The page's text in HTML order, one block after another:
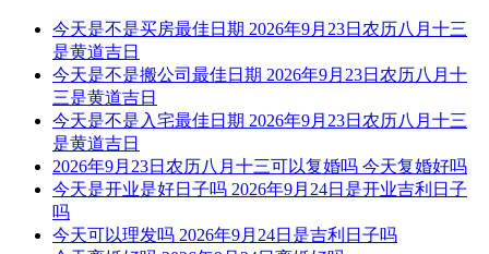
时辰忌：提车 开业 理发 启攒 立卷 进人口 合寿木 塞穴 纳采
扫舍 剃头 迁坟 安葬 远回 穿井 谢土 搬家
冲煞：冲兔煞东
时冲：辛卯
吉神：吉期 敬安
【亥时】[21:00-22:59]
今天是不是买房最佳日期 2026年9月23日农历八月十三
是黄道吉日
今天是不是搬公司最佳日期 2026年9月23日农历八月十
三是黄道吉日
今天是不是入宅最佳日期 2026年9月23日农历八月十三
是黄道吉日
2026年9月23日农历八月十三可以复婚吗 今天复婚好吗
今天是开业是好日子吗 2026年9月24日是开业吉利日子
吗
今天可以理发吗 2026年9月24日是吉利日子吗